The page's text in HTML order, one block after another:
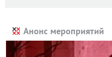
Анонс мероприятий